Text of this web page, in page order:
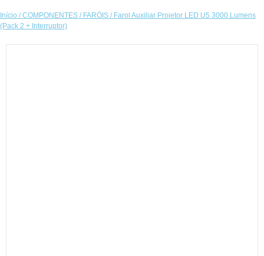
Início /COMPONENTES / FARÓIS / Farol Auxiliar Projetor LED U5 3000 Lumens
(Pack 2 + Interruptor)